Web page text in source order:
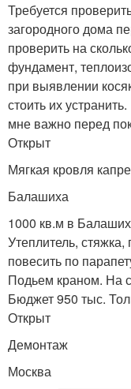
Требуется
загородного дома
проверить на
фундамент,
при выявлении
стоить их устранить.
мне важно перед
Открыт
Мягкая кровля
Балашиха
1000 кв.м в
Утеплитель,
повесить по
Подьем краном. На
Бюджет 950 тыс.
Открыт
Демонтаж
Москва